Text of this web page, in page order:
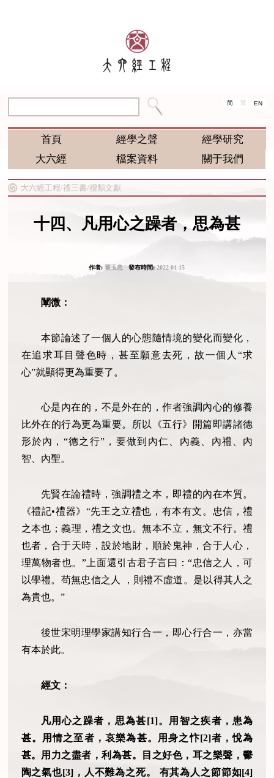
简 繁 EN
首頁 經學之聲
經學研究
大六經
檔案資料 關于我們
大六經工程/禮三書/禮類文獻
十四、凡用心之躁者，思為甚
作者:翟玉忠發布時間:2022-01-15
闡微：
本節論述了一個人的心態隨情境的變化而變化，
在追求耳目聲色時，甚至願意去死，故一個人“求
心”就顯得更為重要了。
心是內在的，不是外在的，作者強調內心的修養
比外在的行為更為重要。所以《五行》開篇即講諸德
形於內，“德之行”，要做到內仁、內義、內禮、內
智、內聖。
先賢在論禮時，強調禮之本，即禮的內在本質。
《禮記•禮器》“先王之立禮也，有本有文。忠信，禮
之本也；義理，禮之文也。無本不立，無文不行。禮
也者，合于天時，設於地財，順於鬼神，合于人心，
理萬物者也。”上面還引古君子言曰：“忠信之人，可
以學禮。苟無忠信之人 ，則禮不虛道。是以得其人之
為貴也。”
後世宋明理學家講知行合一，即心行合一，亦當
有本於此。
經文：
凡用心之躁者，思為甚[1]。用智之疾者，患為
甚。用情之至者，哀樂為甚。用身之忭[2]者，悅為
甚。用力之盡者，利為甚。目之好色，耳之樂聲，鬰
陶之氣也[3]，人不難為之死。 有其為人之節節如[4]